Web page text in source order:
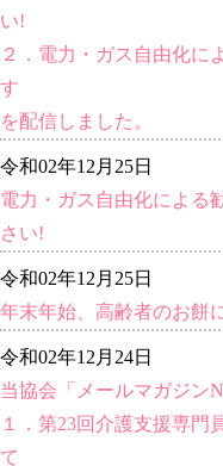
い!
２．電力・ガス自由化に
す
を配信しました。
令和02年12月25日
電力・ガス自由化による
さい!
令和02年12月25日
年末年始、高齢者のお餅
令和02年12月24日
当協会「メールマガジン
１．第23回介護支援専門
て